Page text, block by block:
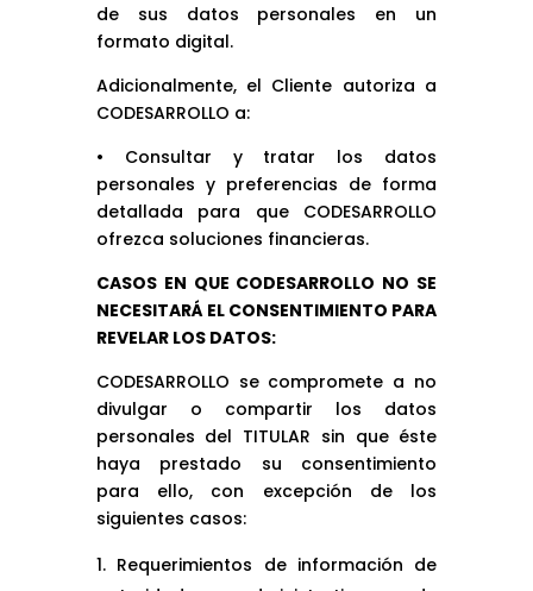
de sus datos personales en un
formato digital.
Adicionalmente, el Cliente autoriza a
CODESARROLLO a:
• Consultar y tratar los datos
personales y preferencias de forma
detallada para que CODESARROLLO
ofrezca soluciones financieras.
CASOS EN QUE CODESARROLLO NO SE
NECESITARÁ EL CONSENTIMIENTO PARA
REVELAR LOS DATOS:
CODESARROLLO se compromete a no
divulgar o compartir los datos
personales del TITULAR sin que éste
haya prestado su consentimiento
para ello, con excepción de los
siguientes casos:
Requerimientos de información de